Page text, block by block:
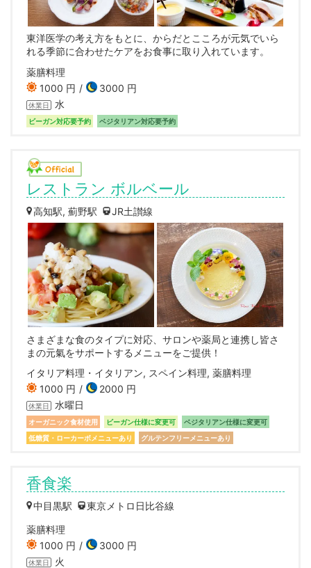
東洋医学の考え方をもとに、からだとこころが元気でいら
れる季節に合わせたケアをお食事に取り入れています。
薬膳料理
1000 円
3000 円
休業日 水
ビーガン対応要予約 ベジタリアン対応要予約
レストラン ボルベール
高知駅, 薊野駅 JR土讃線
さまざまな食のタイプに対応、サロンや薬局と連携し皆さ
まの元氣をサポートするメニューをご提供！
イタリア料理・イタリアン, スペイン料理, 薬膳料理
1000 円
2000 円
休業日 水曜日
オーガニック食材使用 ビーガン仕様に変更可
ベジタリアン仕様に変更可
低糖質・ローカーボメニューあり
グルテンフリーメニューあり
香食楽
中目黒駅
東京メトロ日比谷線
薬膳料理
1000 円
3000 円
休業日 火